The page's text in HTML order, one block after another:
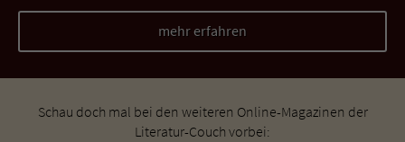
mehr erfahren
Schau doch mal bei den weiteren Online-Magazinen der
Literatur-Couch vorbei: